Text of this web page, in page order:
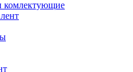
комлектующие